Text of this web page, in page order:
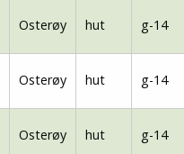
Osterøy hut g-14
Osterøy hut g-14
Osterøy hut g-14